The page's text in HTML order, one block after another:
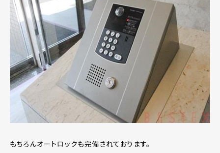
もちろんオートロックも完備されております。